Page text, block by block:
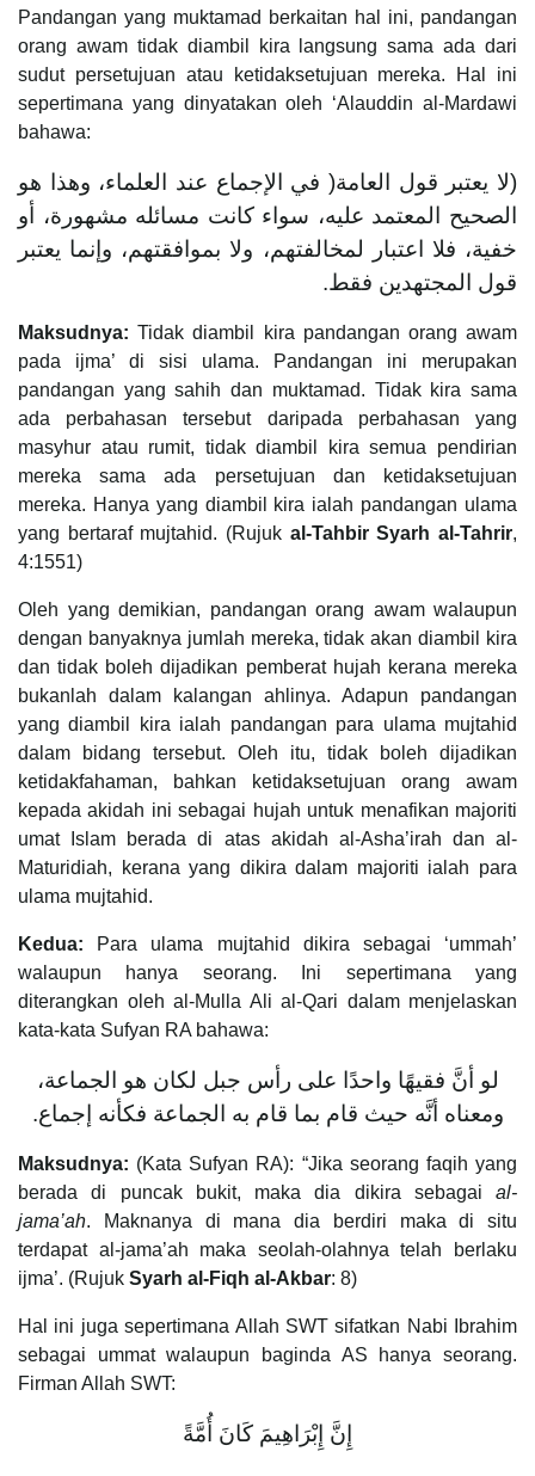
Pandangan yang muktamad berkaitan hal ini, pandangan
orang awam tidak diambil kira langsung sama ada dari
sudut persetujuan atau ketidaksetujuan mereka. Hal ini
sepertimana yang dinyatakan oleh ‘Alauddin al-Mardawi
bahawa:
(لا يعتبر قول العامة( في الإجماع عند العلماء، وهذا هو
الصحيح المعتمد عليه، سواء كانت مسائله مشهورة، أو
خفية، فلا اعتبار لمخالفتهم، ولا بموافقتهم، وإنما يعتبر
قول المجتهدين فقط.
Maksudnya:Tidak diambil kira pandangan orang awam
pada ijma’ di sisi ulama. Pandangan ini merupakan
pandangan yang sahih dan muktamad. Tidak kira sama
ada perbahasan tersebut daripada perbahasan yang
masyhur atau rumit, tidak diambil kira semua pendirian
mereka sama ada persetujuan dan ketidaksetujuan
mereka. Hanya yang diambil kira ialah pandangan ulama
yang bertaraf mujtahid. (Rujuk al-Tahbir Syarh al-Tahrir,
4:1551)
Oleh yang demikian, pandangan orang awam walaupun
dengan banyaknya jumlah mereka, tidak akan diambil kira
dan tidak boleh dijadikan pemberat hujah kerana mereka
bukanlah dalam kalangan ahlinya. Adapun pandangan
yang diambil kira ialah pandangan para ulama mujtahid
dalam bidang tersebut. Oleh itu, tidak boleh dijadikan
ketidakfahaman, bahkan ketidaksetujuan orang awam
kepada akidah ini sebagai hujah untuk menafikan majoriti
umat Islam berada di atas akidah al-Asha’irah dan al-
Maturidiah, kerana yang dikira dalam majoriti ialah para
ulama mujtahid.
Kedua:
Para ulama mujtahid dikira sebagai ‘ummah’
walaupun hanya seorang. Ini sepertimana yang
diterangkan oleh al-Mulla Ali al-Qari dalam menjelaskan
kata-kata Sufyan RA bahawa:
لو أنَّ فقيهًا واحدًا على رأس جبل لكان هو الجماعة،
ومعناه أنَّه حيث قام بما قام به الجماعة فكأنه إجماع.
Maksudnya: (Kata Sufyan RA): “Jika seorang faqih yang
berada di puncak bukit, maka dia dikira sebagai al-
jama’ah. Maknanya di mana dia berdiri maka di situ
terdapat al-jama’ah maka seolah-olahnya telah berlaku
ijma’. (Rujuk Syarh al-Fiqh al-Akbar: 8)
Hal ini juga sepertimana Allah SWT sifatkan Nabi Ibrahim
sebagai ummat walaupun baginda AS hanya seorang.
Firman Allah SWT:
إِنَّ إِبْرَاهِيمَ كَانَ أُمَّةً